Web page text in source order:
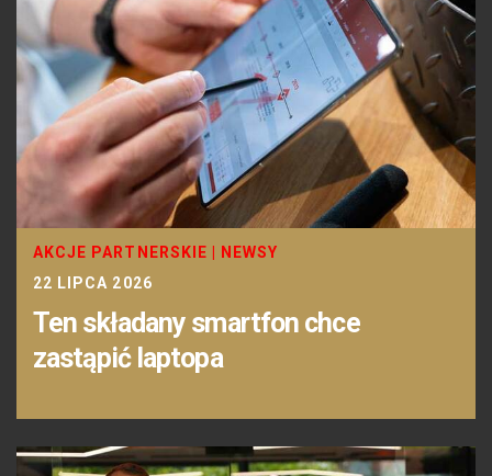
AKCJE PARTNERSKIE
NEWSY
22 LIPCA 2026
Ten składany smartfon chce
zastąpić laptopa